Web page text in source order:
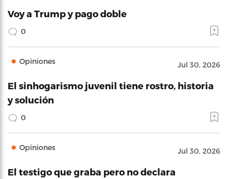
Voy a Trump y pago doble
0
Opiniones Jul 30, 2026
El sinhogarismo juvenil tiene rostro, historia
y solución
0
Opiniones Jul 30, 2026
El testigo que graba pero no declara